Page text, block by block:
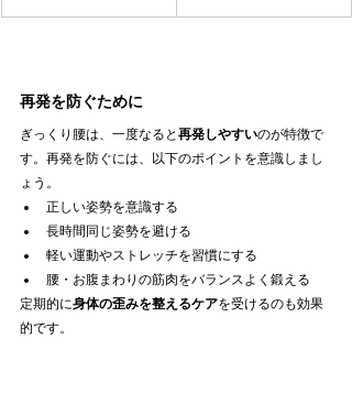
再発を防ぐために
ぎっくり腰は、一度なると再発しやすいのが特徴で
す。再発を防ぐには、以下のポイントを意識しまし
ょう。
正しい姿勢を意識する
長時間同じ姿勢を避ける
軽い運動やストレッチを習慣にする
腰・お腹まわりの筋肉をバランスよく鍛える
定期的に身体の歪みを整えるケアを受けるのも効果
的です。